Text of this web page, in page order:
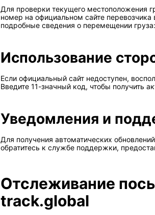
Для проверки текущего местоположения
номер на официальном сайте
подробные сведения о перемещении
Использование
Если официальный сайт недоступен,
Введите 11-значный код, чтобы получить
Уведомления и
Для получения автоматических
обратитесь к службе поддержки,
Отслеживание
track.global